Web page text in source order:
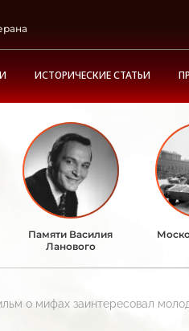
ИСТОРИЧЕСКИЕ СТАТЬИ
Памяти Василия
Ланового
о мифах заинтересовал